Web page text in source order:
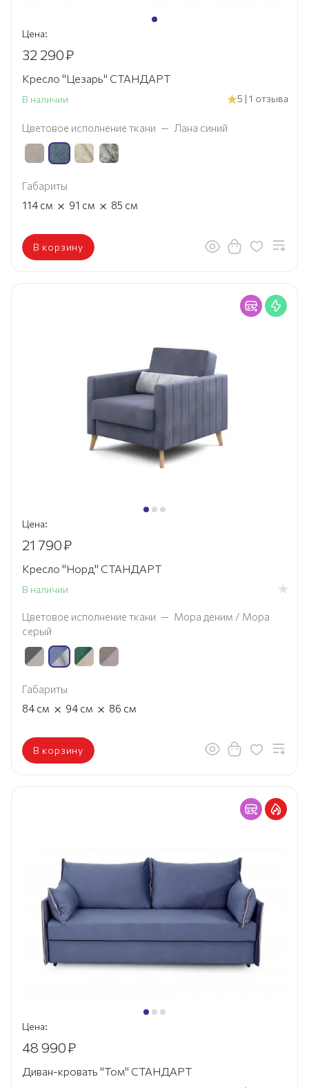
Цена:
32 290₽
Кресло "Цезарь" СТАНДАРТ
В наличии 5 | 1 отзыва
Цветовое исполнение ткани — Лана синий
Габариты
114 см × 91 см × 85 см
В корзину
Цена:
21 790₽
Кресло "Норд" СТАНДАРТ
В наличии
Цветовое исполнение ткани — Мора деним / Мора
серый
Габариты
84 см × 94 см × 86 см
В корзину
Цена:
48 990₽
Диван-кровать "Том" СТАНДАРТ